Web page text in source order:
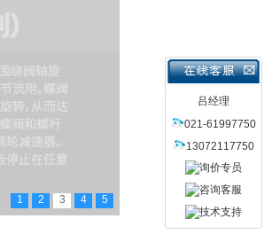
1 2 3 4 5
吕经理
021-61997750
13072117750